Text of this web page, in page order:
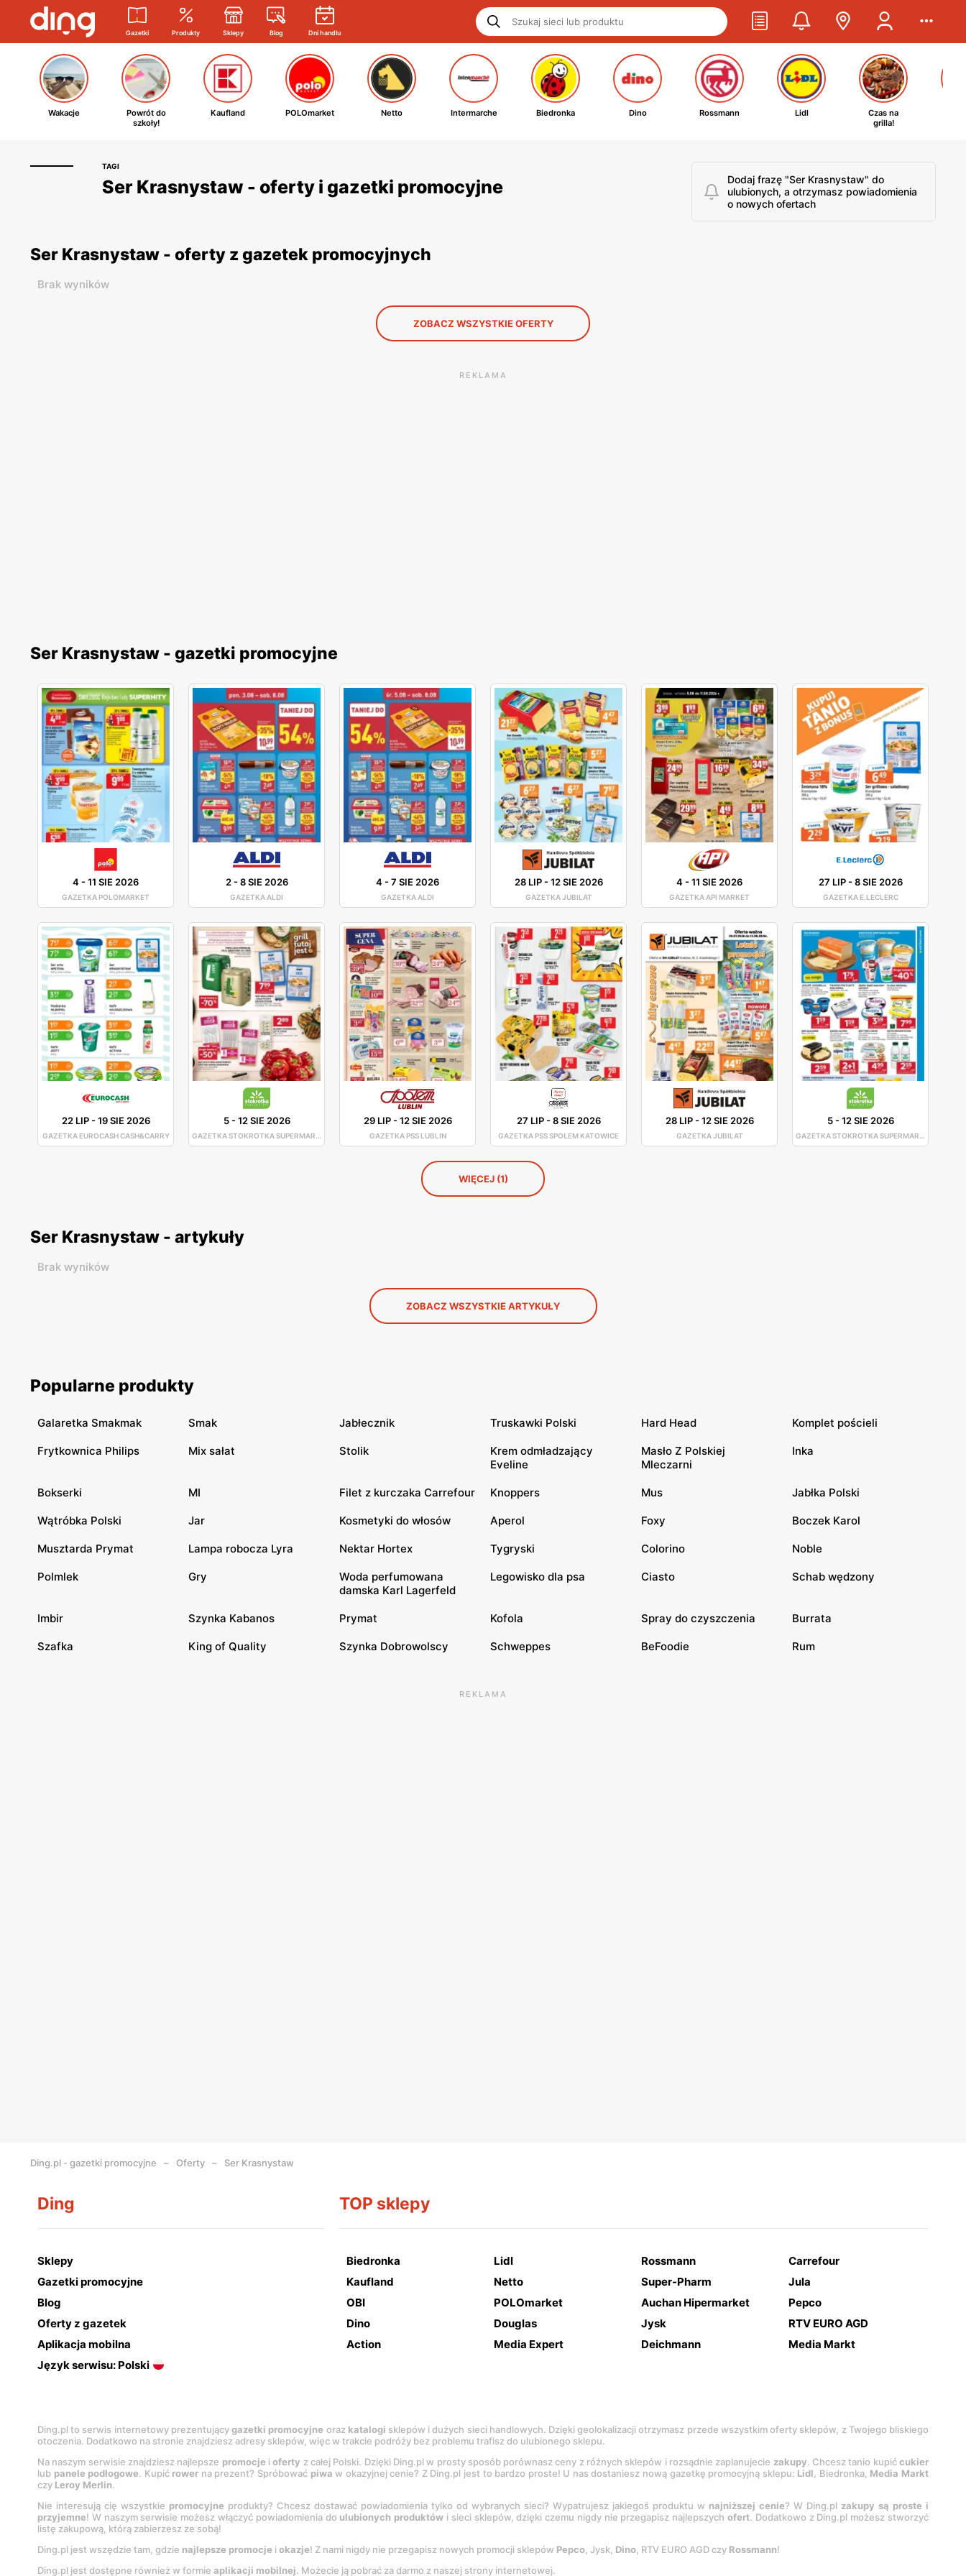
Gazetki Produkty Sklepy Blog Dni handlu
Wakacje
Powrót do
szkoły!
Kaufland POLOmarket Netto Intermarche Biedronka Dino Rossmann Lidl
Czas na
grilla!
TAGI
Ser Krasnystaw - oferty i gazetki promocyjne
Dodaj frazę "Ser Krasnystaw" do
ulubionych, a otrzymasz powiadomienia
o nowych ofertach
Ser Krasnystaw - oferty z gazetek promocyjnych
Brak wyników
ZOBACZ WSZYSTKIE OFERTY
REKLAMA
Ser Krasnystaw - gazetki promocyjne
4 -11 SIE 2026
GAZETKA POLOMARKET
2-8 SIE 2026
GAZETKA ALDI
4 -7 SIE 2026
GAZETKA ALDI
28 LIP-12 SIE 2026
GAZETKA JUBILAT
4 -11 SIE 2026
GAZETKA API MARKET
27 LIP-8 SIE 2026
GAZETKA E.LECLERC
22 LIP-19 SIE 2026
GAZETKA EUROCASH CASH&CARRY
5-12 SIE 2026
GAZETKA STOKROTKA SUPERMARKET
29 LIP-12 SIE 2026
GAZETKA PSS LUBLIN
27 LIP-8 SIE 2026
GAZETKA PSS SPOŁEM KATOWICE
28 LIP-12 SIE 2026
GAZETKA JUBILAT
5-12 SIE 2026
GAZETKA STOKROTKA SUPERMARKET
WIĘCEJ (1)
Ser Krasnystaw - artykuły
Brak wyników
ZOBACZ WSZYSTKIE ARTYKUŁY
Popularne produkty
Galaretka Smakmak Smak Jabłecznik Truskawki Polski Hard Head Komplet pościeli
Frytkownica Philips Mix sałat Stolik
Krem odmładzający
Eveline
Masło Z Polskiej
Mleczarni
Inka
Bokserki MI Filet z kurczaka Carrefour Knoppers Mus Jabłka Polski
Wątróbka Polski Jar Kosmetyki do włosów Aperol Foxy Boczek Karol
Musztarda Prymat Lampa robocza Lyra Nektar Hortex Tygryski Colorino Noble
Polmlek Gry
Woda perfumowana
damska Karl Lagerfeld
Legowisko dla psa Ciasto Schab wędzony
Imbir Szynka Kabanos Prymat Kofola Spray do czyszczenia Burrata
Szafka King of Quality Szynka Dobrowolscy Schweppes BeFoodie Rum
REKLAMA
Ding.pl - gazetki promocyjne Oferty Ser Krasnystaw
Ding
Sklepy
Gazetki promocyjne
Blog
Oferty z gazetek
Aplikacja mobilna
Język serwisu: Polski
TOP sklepy
Biedronka Lidl Rossmann
Carrefour
Kaufland
Netto Super-Pharm
Jula
OBI
POLOmarket Auchan Hipermarket
Pepco
Dino
Douglas Jysk
RTV EURO AGD
Action
Media Expert Deichmann Media Markt
Ding.pl to serwis internetowy prezentującygazetki promocyjne oraz katalogi sklepów i dużych sieci handlowych. Dzięki geolokalizacji otrzymasz przede wszystkim oferty sklepów, z Twojego bliskiego
otoczenia. Dodatkowo na stronie znajdziesz adresy sklepów, więc w trakcie podróży bez problemu trafisz do ulubionego sklepu.
Na naszym serwisie znajdziesz najlepsze promocje ioferty z całej Polski. Dzięki Ding.pl w prosty sposób porównasz ceny z różnych sklepów i rozsądnie zaplanujecie zakupy. Chcesz tanio kupićcukier
lub panele podłogowe. Kupić rower na prezent? Spróbować piwa w okazyjnej cenie? Z Ding.pl jest to bardzo proste! U nas dostaniesz nową gazetkę promocyjną sklepu: Lidl, Biedronka, Media Markt
czy Leroy Merlin.
Nie interesują cię wszystkie promocyjne produkty? Chcesz dostawać powiadomienia tylko od wybranych sieci? Wypatrujesz jakiegoś produktu w najniższej cenie? W Ding.pl zakupy są proste i
przyjemne! W naszym serwisie możesz włączyć powiadomienia do ulubionych produktów i sieci sklepów, dzięki czemu nigdy nie przegapisz najlepszychofert. Dodatkowo z Ding.pl możesz stworzyć
listę zakupową, którą zabierzesz ze sobą!
Ding.pl jest wszędzie tam, gdzie najlepsze promocje i okazje! Z nami nigdy nie przegapisz nowych promocji sklepów Pepco, Jysk, Dino, RTV EURO AGD czy Rossmann!
Ding.pl jest dostępne również w formie aplikacji mobilnej. Możecie ją pobrać za darmo z naszej strony internetowej.